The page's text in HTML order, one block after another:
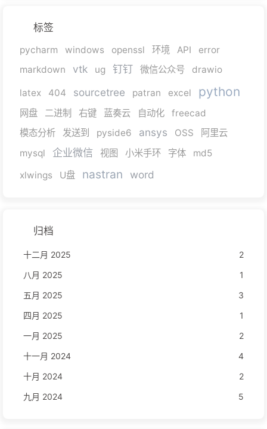
标签
pycharm windows openssl 环境 API
error
markdown
vtk ug 钉钉 微信公众号 drawio
latex 404 sourcetree patran excel python
网盘 二进制 右键 蓝奏云 自动化
freecad
模态分析
发送到 pyside6 ansys OSS
阿里云
mysql
企业微信 视图 小米手环 字体
md5
xlwings
U盘 nastran word
归档
十二月 2025
2
八月 2025
1
五月 2025
3
四月 2025
1
一月 2025
2
十一月 2024
4
十月 2024
2
九月 2024
5